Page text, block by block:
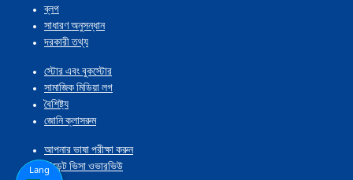
Lang
ব্লগ
সাধারণ অনুসন্ধান
দরকারী তথ্য
স্টোর এবং বুকস্টোর
সামাজিক মিডিয়া লগ
বৈশিষ্ট্য
জোনি ক্লাসরুম
আপনার ভাষা পরীক্ষা করুন
স্টুডেন্ট ভিসা ওভারভিউ